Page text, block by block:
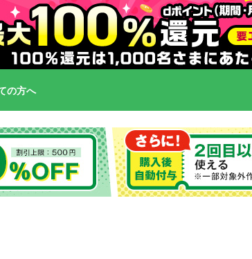
の方へ